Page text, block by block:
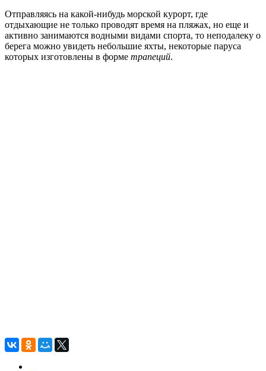
Отправляясь на какой-нибудь морской курорт, где
отдыхающие не только проводят время на пляжах, но еще и
активно занимаются водными видами спорта, то неподалеку о
берега можно увидеть небольшие яхты, некоторые паруса
которых изготовлены в форме трапеций.